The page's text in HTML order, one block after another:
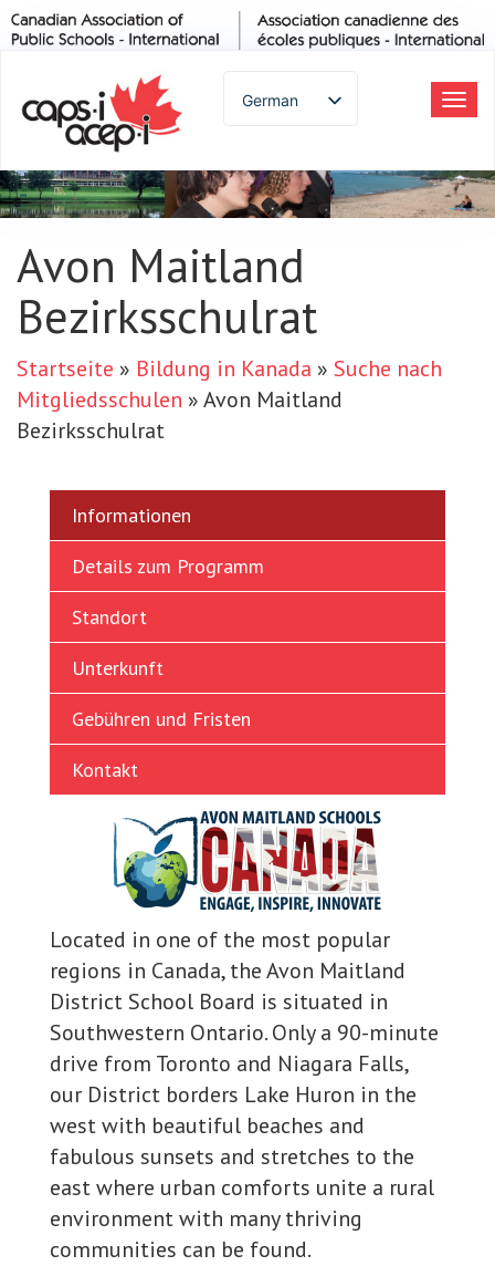
German
Spanish
French
Portuguese
Russian
Japanese
Korean
Turkish
Avon Maitland
Bezirksschulrat
Startseite » Bildung in Kanada » Suche nach
Mitgliedsschulen »Avon Maitland
Bezirksschulrat
Informationen
Details zum Programm
Standort
Unterkunft
Gebühren und Fristen
Kontakt
Located in one of the most popular
regions in Canada, the Avon Maitland
District School Board is situated in
Southwestern Ontario. Only a 90-minute
drive from Toronto and Niagara Falls,
our District borders Lake Huron in the
west with beautiful beaches and
fabulous sunsets and stretches to the
east where urban comforts unite a rural
environment with many thriving
communities can be found.